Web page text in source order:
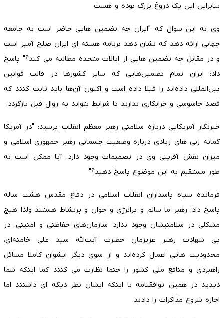
بنابراین این یک دروغ بزرگ بوده و هست.
وی به این سوال که "ایران چه تضمین هایی حاضر است به جامعه
جهانی ارائه دهد که نشان دهد برنامه هسته ای ایران صلح آمیز است
و در مقابل چه تضمین هایی از ایالات متحده مطالبه می کند؟" پاسخ
داد: ایران تمام تضمین‌هایی که سایر کشورها در قالب قوانین
بین‌المللی داده‌اند را قبلا داده است و اکنون آن‌ها باید ثابت کنند که
قصد جاسوسی و خرابکاری ندارند تا شرایط بتواند به روال قبل بازگردد.
خبرنگار آمریکایی درباره سلامتی رهبر معظم انقلاب پرسید: "در آمریکا
گمانه زنی های زیادی درباره وضعیت جسمانی رهبر جمهوری اسلامی و
میزان نقش آفرینی وی در تصمیمات وجود دارد، آیا ممکن است به
طور مستقیم به این موضوع پاسخ دهید؟"
فرمانده سپاه پاسداران انقلاب اسلامی در دفاع مقدس هشت ساله
پاسخ داد: رهبر ما سالم و پرانرژی و جوان و پرنشاط هستند ولذا هیچ
مشکلی در سلامتیشان وجود ندارد؛ سازمان‌های حفاظتی و امنیتی، در
پی شهادت رهبر عزیزمان حضرت آیت‌الله سید علی خامنه‌ای،
محدودیت هایی اعمال کرده‌اند و از سوی دیگر ایشوان کاملا مسائل
راهبردی و منافع ملی کشور را حتما نظارت می کنند کما اینکه شما
دیدید در همین توافقنامه با اینکه ایشان نظر دیگه ای داشتند اما
اجازه شروع مذاکرات را دادند.